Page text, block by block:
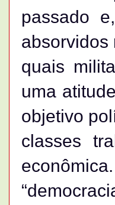
passado
absorvidos
quais
uma
objetivo
classes